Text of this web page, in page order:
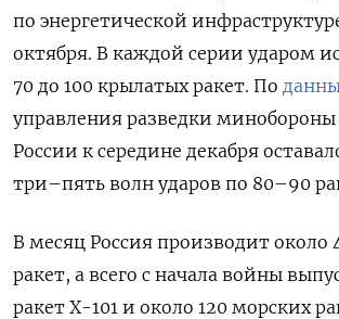
по энергетической
октября. В каждой серии ударом
70 до 100 крылатых ракет. По
управления разведки
России к середине декабря
три–пять волн ударов по 80–90
В месяц Россия производит около
ракет, а всего с начала войны
ракет Х-101 и около 120 морских